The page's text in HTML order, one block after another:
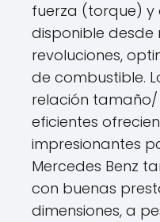
fuerza (torque) y
disponible desde
revoluciones,
de combustible.
relación tamaño/
eficientes
impresionantes
Mercedes Benz
con buenas
dimensiones, a